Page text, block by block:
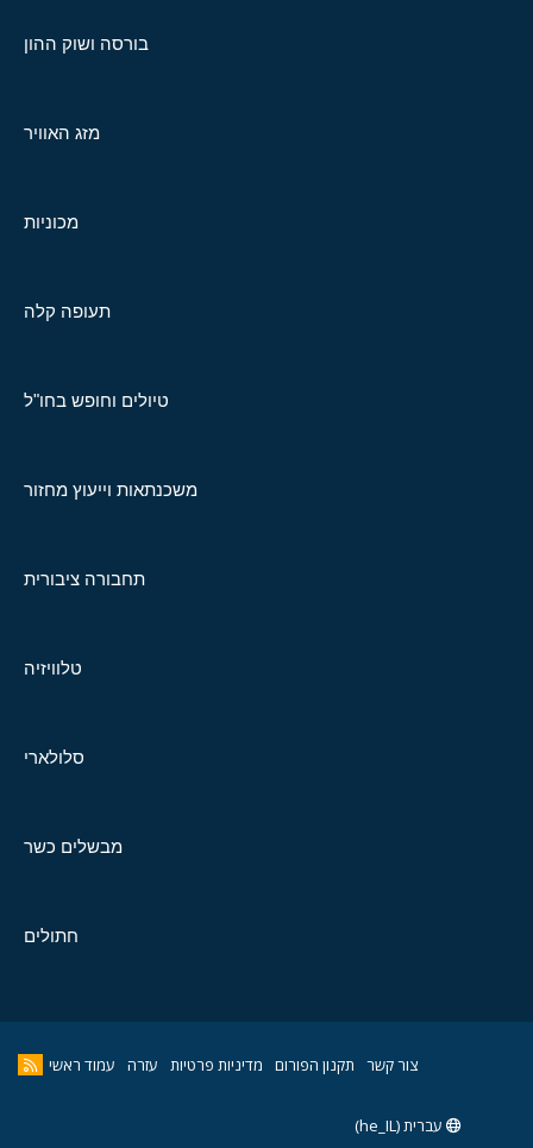
בורסה ושוק ההון
מזג האוויר
מכוניות
תעופה קלה
טיולים וחופש בחו"ל
משכנתאות וייעוץ מחזור
תחבורה ציבורית
טלוויזיה
סלולארי
מבשלים כשר
חתולים
צור קשר תקנון הפורום מדיניות פרטיות עזרה עמוד ראשי
עברית (he_IL)